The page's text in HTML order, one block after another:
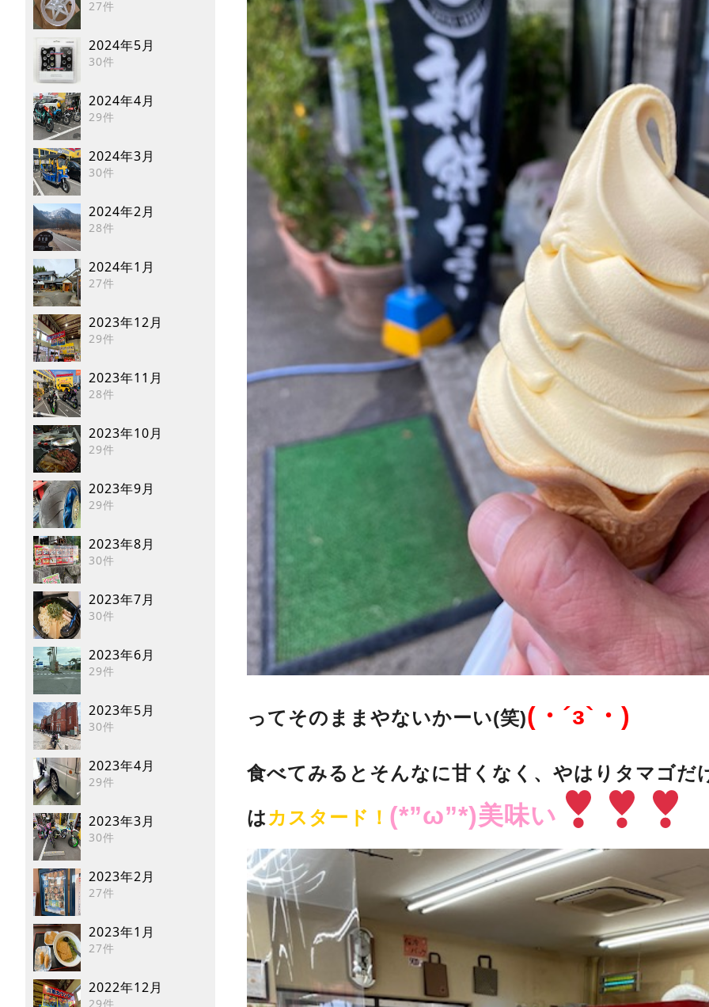
27件
2024年5月
30件
2024年4月
29件
2024年3月
30件
2024年2月
28件
2024年1月
27件
2023年12月
29件
2023年11月
28件
2023年10月
29件
2023年9月
29件
2023年8月
30件
2023年7月
30件
2023年6月
29件
2023年5月
30件
2023年4月
29件
2023年3月
30件
2023年2月
27件
2023年1月
27件
2022年12月
29件
ってそのままやないかーい(笑)(・´з`・)
食べてみるとそんなに甘くなく、やはりタマゴだ
は カスタード！ (*”ω”*)美味い